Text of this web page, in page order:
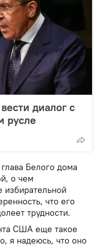
диалог с
русле
Белого дома
о чем
избирательной
что его
трудности.
США еще такое
я надеюсь, что оно